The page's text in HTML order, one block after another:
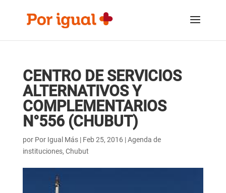
contenido
navegación
CENTRO DE SERVICIOS
ALTERNATIVOS Y
COMPLEMENTARIOS
N°556 (CHUBUT)
por Por Igual Más| Feb 25, 2016 |Agenda de
instituciones, Chubut